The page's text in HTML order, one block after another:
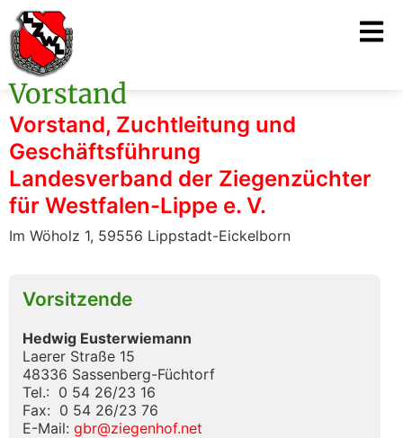
Vorstand
Vorstand, Zuchtleitung und
Geschäftsführung
Landesverband der Ziegenzüchter
für Westfalen-Lippe e. V.
Im Wöholz 1, 59556 Lippstadt-Eickelborn
Vorsitzende
Hedwig Eusterwiemann
Laerer Straße 15
48336 Sassenberg-Füchtorf
Tel.: 0 54 26/23 16
Fax: 0 54 26/23 76
E-Mail: gbr@ziegenhof.net